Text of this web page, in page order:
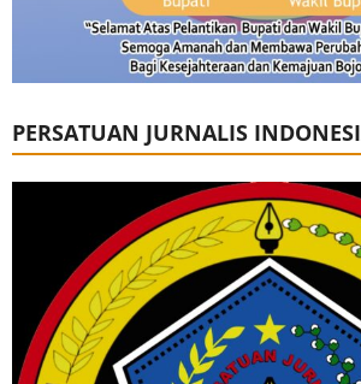
PERSATUAN JURNALIS